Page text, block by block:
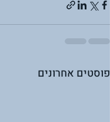
פוסטים אחרונים